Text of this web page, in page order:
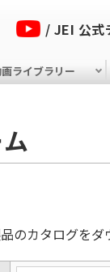
/ JEI 公式
ライブラリー
のカタログを